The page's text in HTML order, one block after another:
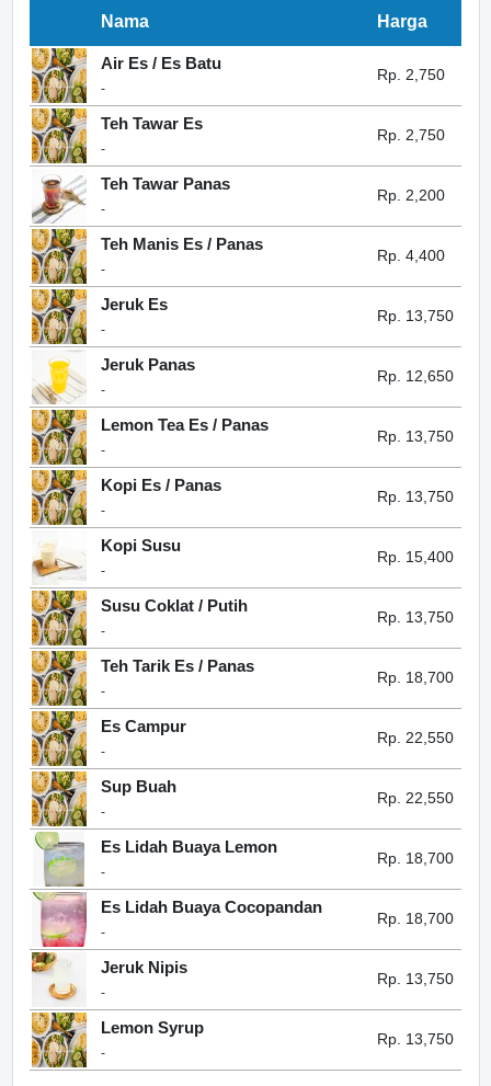
Nama Harga
Air Es / Es Batu
-
Rp. 2,750
Teh Tawar Es
-
Rp. 2,750
Teh Tawar Panas
-
Rp. 2,200
Teh Manis Es / Panas
-
Rp. 4,400
Jeruk Es
-
Rp. 13,750
Jeruk Panas
-
Rp. 12,650
Lemon Tea Es / Panas
-
Rp. 13,750
Kopi Es / Panas
-
Rp. 13,750
Kopi Susu
-
Rp. 15,400
Susu Coklat / Putih
-
Rp. 13,750
Teh Tarik Es / Panas
-
Rp. 18,700
Es Campur
-
Rp. 22,550
Sup Buah
-
Rp. 22,550
Es Lidah Buaya Lemon
-
Rp. 18,700
Es Lidah Buaya Cocopandan
-
Rp. 18,700
Jeruk Nipis
-
Rp. 13,750
Lemon Syrup
-
Rp. 13,750